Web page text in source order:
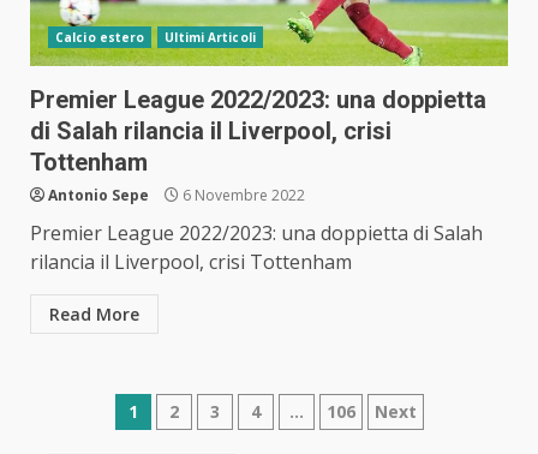
Calcio estero Ultimi Articoli
Premier League 2022/2023: una doppietta
di Salah rilancia il Liverpool, crisi
Tottenham
Antonio Sepe 6 Novembre 2022
Premier League 2022/2023: una doppietta di Salah
rilancia il Liverpool, crisi Tottenham
Read More
Navigazione
1 2 3 4 … 106 Next